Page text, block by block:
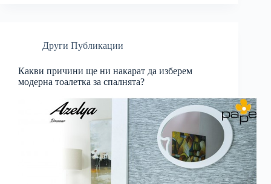
Други Публикации
Какви причини ще ни накарат да изберем
модерна тоалетка за спалнята?